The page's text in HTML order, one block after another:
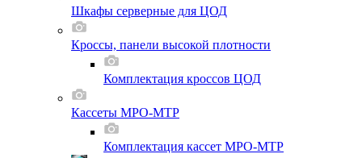
Шкафы серверные для ЦОД
Кроссы, панели высокой плотности
Комплектация кроссов ЦОД
Кассеты MPO-MTP
Комплектация кассет MPO-MTP